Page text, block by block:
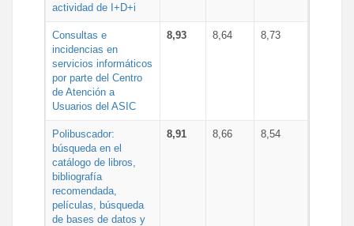
actividad de I+D+i
Consultas e
incidencias en
servicios informáticos
por parte del Centro
de Atención a
Usuarios del ASIC
8,93 8,64 8,73
Polibuscador:
búsqueda en el
catálogo de libros,
bibliografía
recomendada,
películas, búsqueda
de bases de datos y
8,91 8,66 8,54